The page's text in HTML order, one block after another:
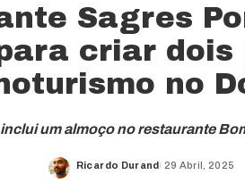
Sagres
criar dois
no
um almoço no restaurante
Posted
Ricardo Durand 29 Abril, 2025